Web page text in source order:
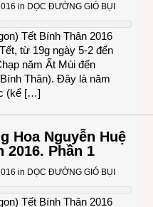
in DỌC ĐƯỜNG GIÓ BỤI
Tết Bính Thân 2016
từ 19g ngày 5-2 đến
năm Ất Mùi đến
Thân). Đây là năm
(kể […]
Hoa Nguyễn Huệ
2016. Phần 1
in DỌC ĐƯỜNG GIÓ BỤI
Tết Bính Thân 2016